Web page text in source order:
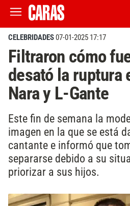
CELEBRIDADES07-01-2025 17:17
Filtraron cómo
desató la ruptura
Nara y L-Gante
Este fin de semana la
imagen en la que se está
cantante e informó que
separarse debido a su
priorizar a sus hijos.